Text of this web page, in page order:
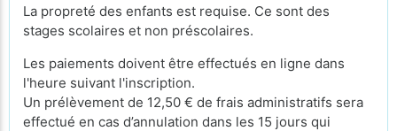
La propreté des enfants est requise. Ce sont des
stages scolaires et non préscolaires.
Les paiements doivent être effectués en ligne dans
l'heure suivant l'inscription.
Un prélèvement de 12,50 € de frais administratifs sera
effectué en cas d’annulation dans les 15 jours qui